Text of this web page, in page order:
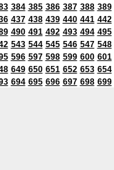
384 385 386 387 388 389
437 438 439 440 441 442
490 491 492 493 494 495
543 544 545 546 547 548
596 597 598 599 600 601
649 650 651 652 653 654
694 695 696 697 698 699